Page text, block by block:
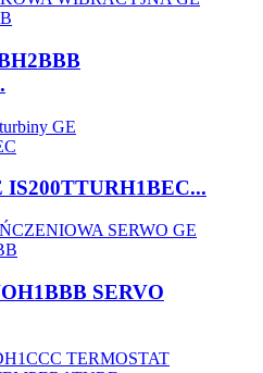
SERVO